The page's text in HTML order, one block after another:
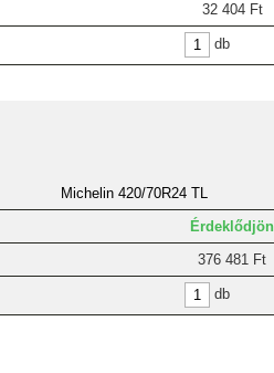
32 404 Ft
db
Michelin 420/70R24 TL
Érdeklődjön
376 481 Ft
db